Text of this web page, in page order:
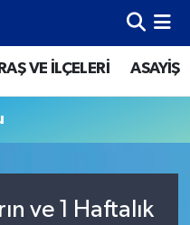
VE İLÇELERİ ASAYİŞ
ve 1 Haftalık
Eczaneler
Haritası